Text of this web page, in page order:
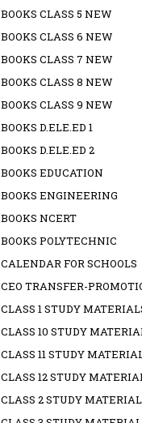
BOOKS CLASS 5 NEW
BOOKS CLASS 6 NEW
BOOKS CLASS 7 NEW
BOOKS CLASS 8 NEW
BOOKS CLASS 9 NEW
BOOKS D.ELE.ED 1
BOOKS D.ELE.ED 2
BOOKS EDUCATION
BOOKS ENGINEERING
BOOKS NCERT
BOOKS POLYTECHNIC
CALENDAR FOR SCHOOLS
CEO TRANSFER-
CLASS 1 STUDY
CLASS 10 STUDY
CLASS 11 STUDY
CLASS 12 STUDY
CLASS 2 STUDY